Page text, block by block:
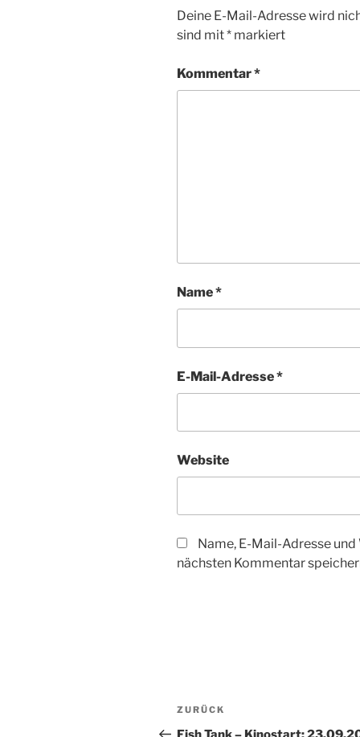
Deine E-Mail-Adresse wird
sind mit* markiert
Kommentar*
Name*
E-Mail-Adresse*
Website
Name, E-Mail-Adresse
nächsten Kommentar
Beitragsnavigation
Vorheriger
Beitrag
ZURÜCK